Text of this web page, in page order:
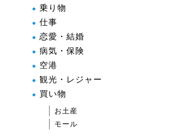
乗り物
仕事
恋愛・結婚
病気・保険
空港
観光・レジャー
買い物
お土産
モール